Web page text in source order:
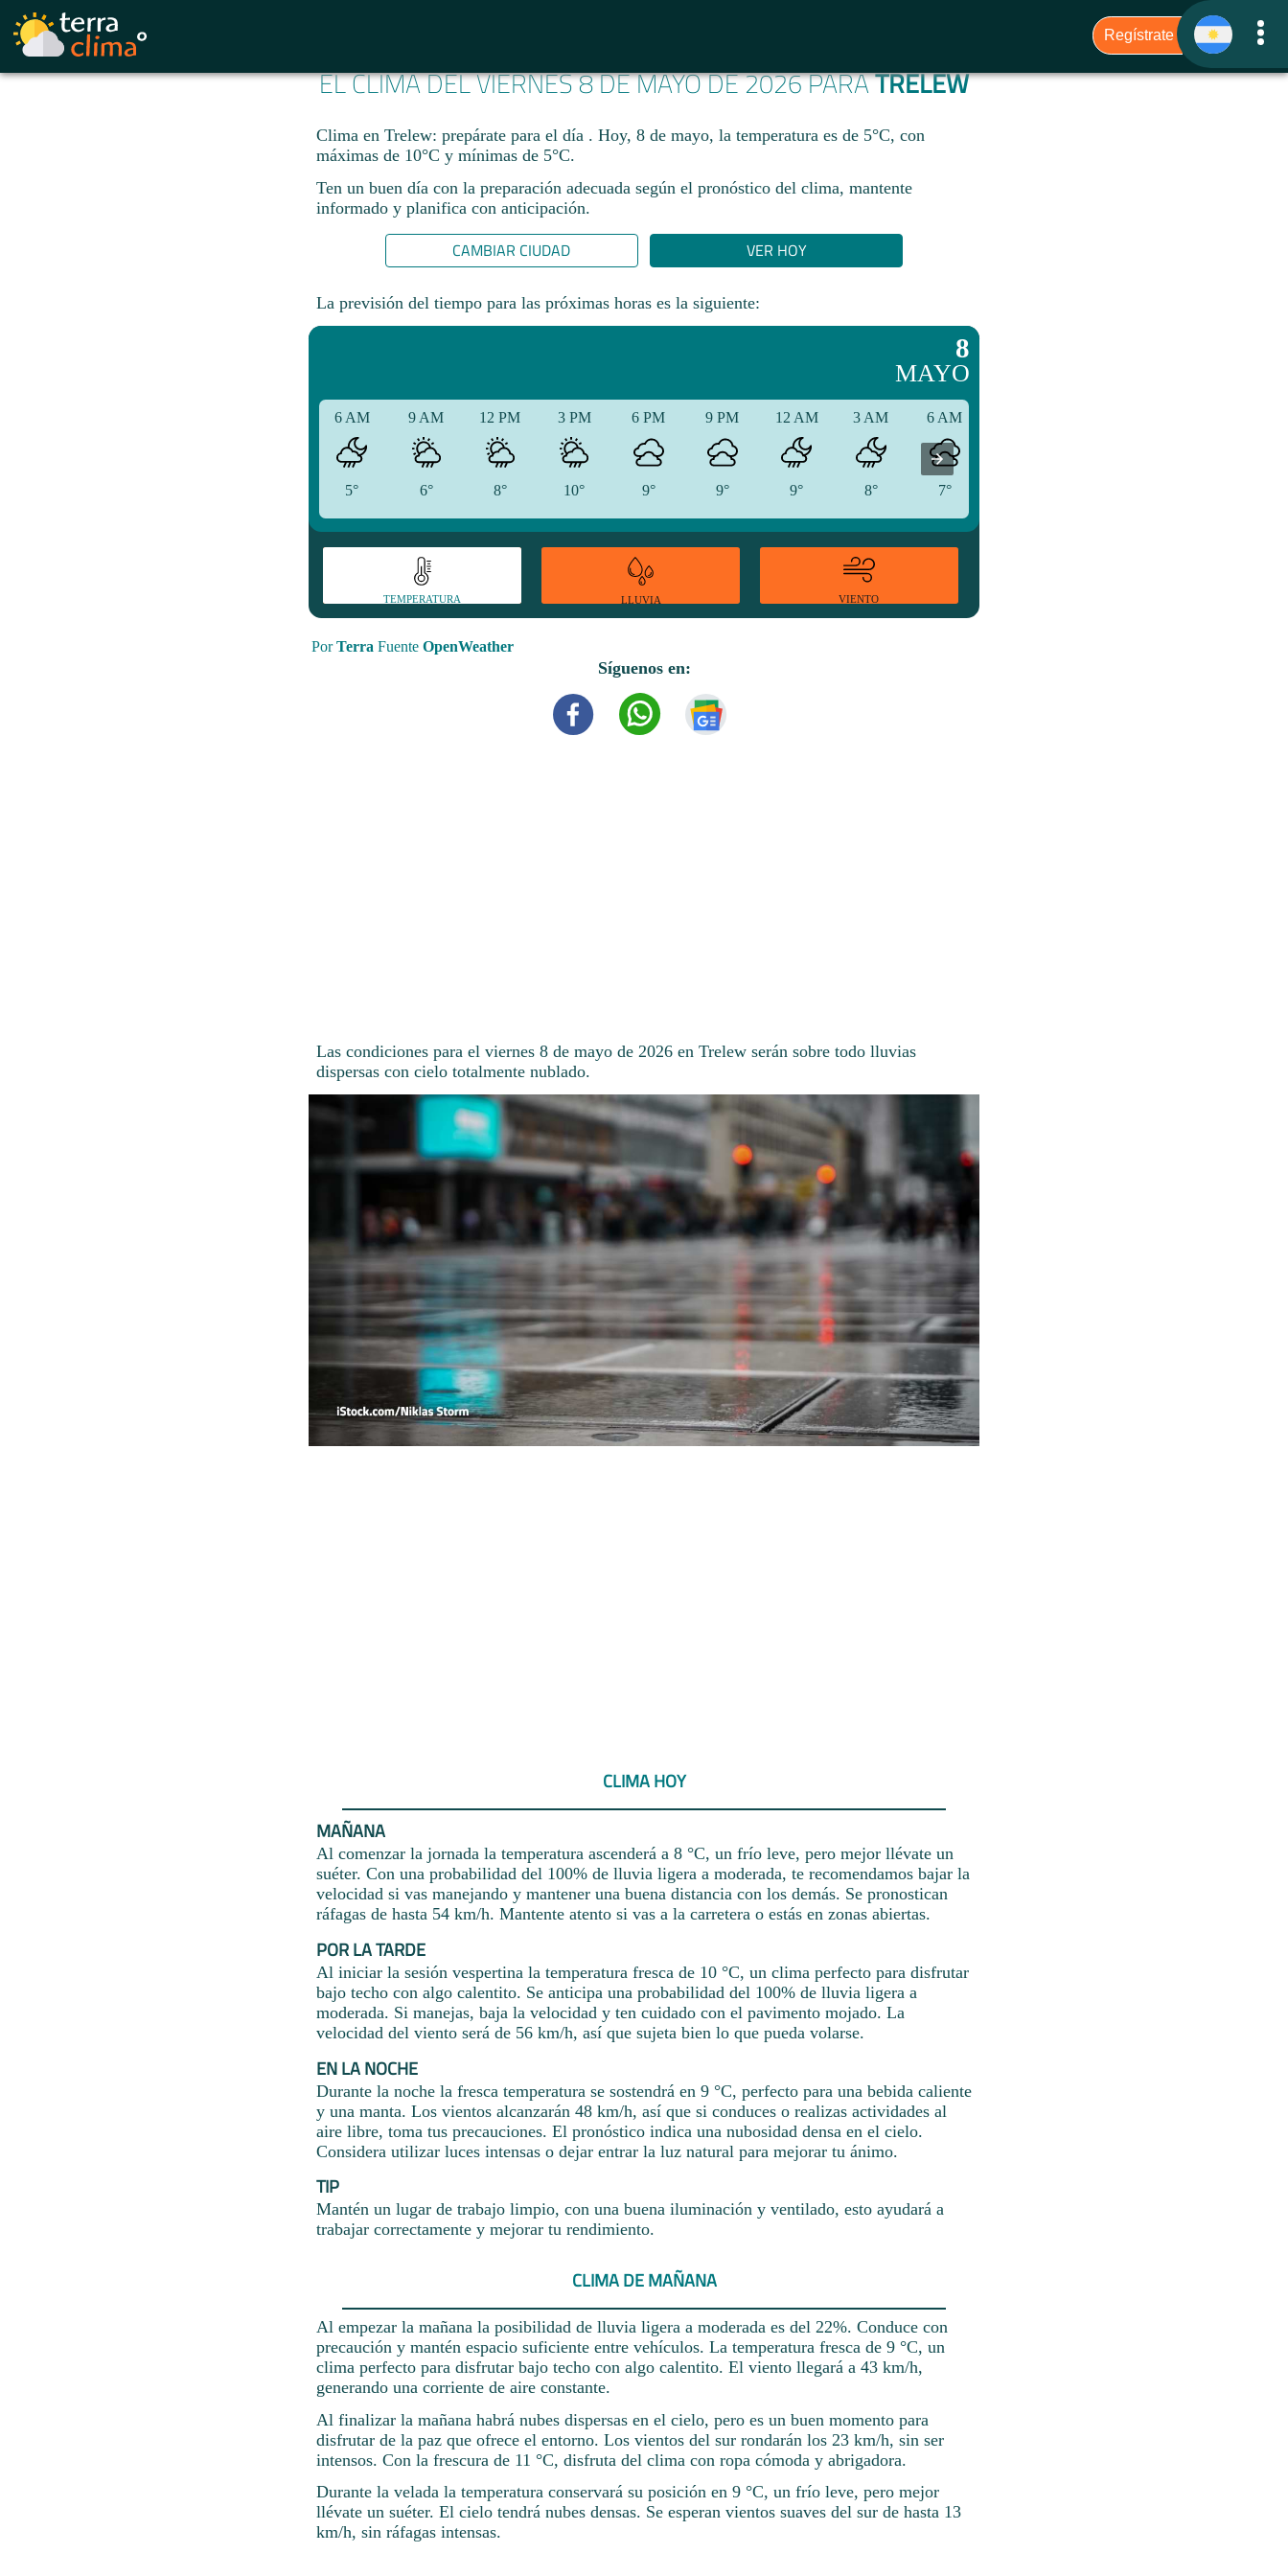
EL CLIMA DEL VIERNES 8 DE MAYO DE 2026 PARATRELEW
Clima en Trelew: prepárate para el día . Hoy, 8 de mayo, la temperatura es de 5°C, con
máximas de 10°C y mínimas de 5°C.
Ten un buen día con la preparación adecuada según el pronóstico del clima, mantente
informado y planifica con anticipación.​
CAMBIAR CIUDAD VER HOY
La previsión del tiempo para las próximas horas es la siguiente:
8
MAYO
6 AM
5°
9 AM
6°
12 PM
8°
3 PM
10°
6 PM
9°
9 PM
9°
12 AM
9°
3 AM
8°
6 AM
7°
TEMPERATURA LLUVIA VIENTO
PorTerra Fuente OpenWeather
Síguenos en:
Las condiciones para el viernes 8 de mayo de 2026 en Trelew serán sobre todo lluvias
dispersas con cielo totalmente nublado.
CLIMA HOY
MAÑANA
Al comenzar la jornada la temperatura ascenderá a 8 °C, un frío leve, pero mejor llévate un
suéter. Con una probabilidad del 100% de lluvia ligera a moderada, te recomendamos bajar la
velocidad si vas manejando y mantener una buena distancia con los demás. Se pronostican
ráfagas de hasta 54 km/h. Mantente atento si vas a la carretera o estás en zonas abiertas.
POR LA TARDE
Al iniciar la sesión vespertina la temperatura fresca de 10 °C, un clima perfecto para disfrutar
bajo techo con algo calentito. Se anticipa una probabilidad del 100% de lluvia ligera a
moderada. Si manejas, baja la velocidad y ten cuidado con el pavimento mojado. La
velocidad del viento será de 56 km/h, así que sujeta bien lo que pueda volarse.
EN LA NOCHE
Durante la noche la fresca temperatura se sostendrá en 9 °C, perfecto para una bebida caliente
y una manta. Los vientos alcanzarán 48 km/h, así que si conduces o realizas actividades al
aire libre, toma tus precauciones. El pronóstico indica una nubosidad densa en el cielo.
Considera utilizar luces intensas o dejar entrar la luz natural para mejorar tu ánimo.
TIP
Mantén un lugar de trabajo limpio, con una buena iluminación y ventilado, esto ayudará a
trabajar correctamente y mejorar tu rendimiento.
CLIMA DE MAÑANA
Al empezar la mañana la posibilidad de lluvia ligera a moderada es del 22%. Conduce con
precaución y mantén espacio suficiente entre vehículos. La temperatura fresca de 9 °C, un
clima perfecto para disfrutar bajo techo con algo calentito. El viento llegará a 43 km/h,
generando una corriente de aire constante.
Al finalizar la mañana habrá nubes dispersas en el cielo, pero es un buen momento para
disfrutar de la paz que ofrece el entorno. Los vientos del sur rondarán los 23 km/h, sin ser
intensos. Con la frescura de 11 °C, disfruta del clima con ropa cómoda y abrigadora.
Durante la velada la temperatura conservará su posición en 9 °C, un frío leve, pero mejor
llévate un suéter. El cielo tendrá nubes densas. Se esperan vientos suaves del sur de hasta 13
km/h, sin ráfagas intensas.